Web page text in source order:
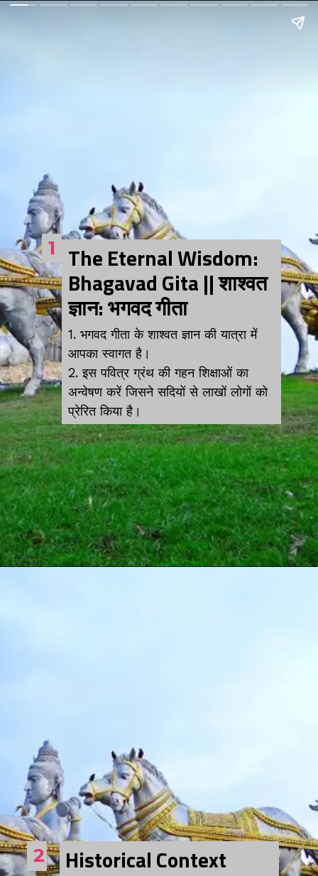
The Eternal Wisdom:
Bhagavad Gita || शाश्वत
ज्ञान: भगवद गीता
1
1. भगवद गीता के शाश्वत ज्ञान की यात्रा में
आपका स्वागत है।
2. इस पवित्र ग्रंथ की गहन शिक्षाओं का
अन्वेषण करें जिसने सदियों से लाखों लोगों को
प्रेरित किया है।
Historical Context
2